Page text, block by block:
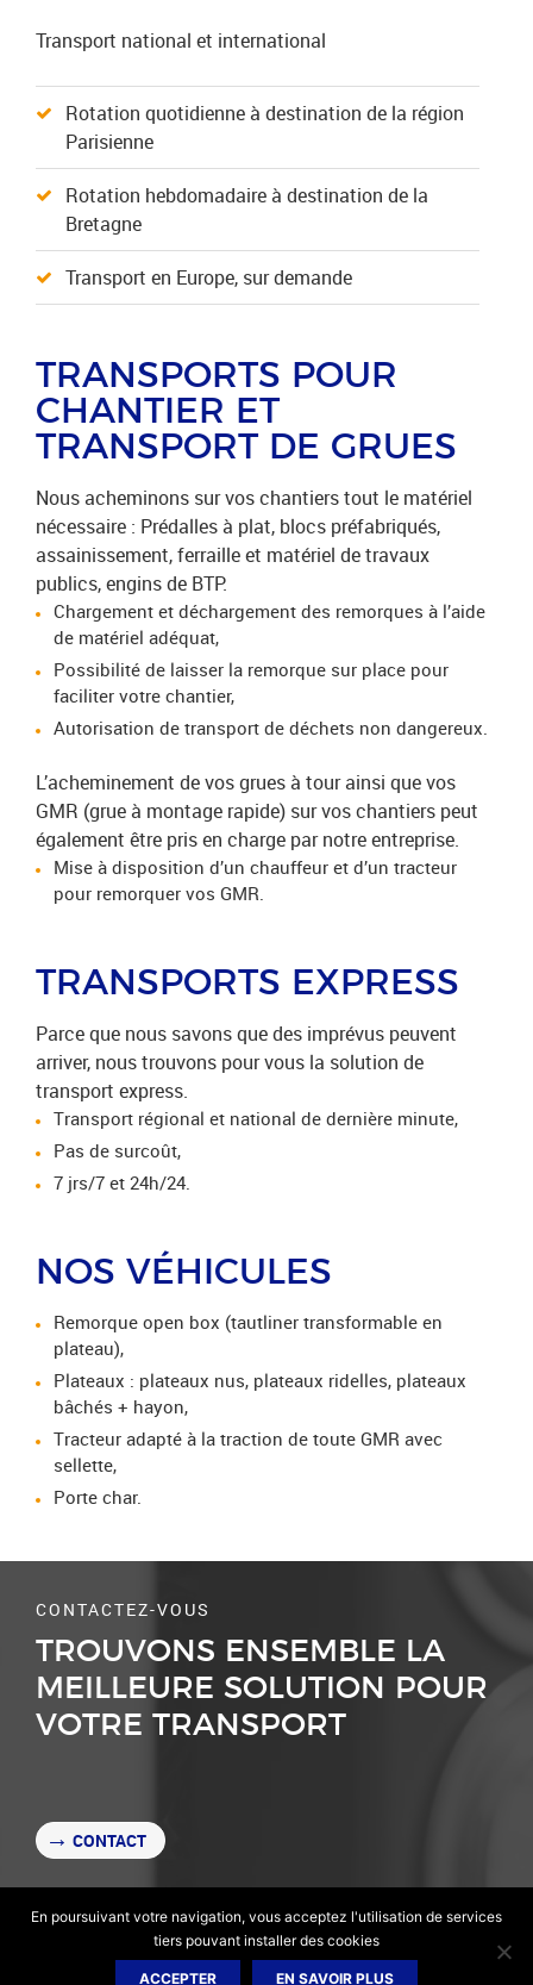
Transport national et international
Rotation quotidienne à destination de la région
Parisienne
Rotation hebdomadaire à destination de la
Bretagne
Transport en Europe, sur demande
TRANSPORTS POUR
CHANTIER ET
TRANSPORT DE GRUES
Nous acheminons sur vos chantiers tout le matériel
nécessaire : Prédalles à plat, blocs préfabriqués,
assainissement, ferraille et matériel de travaux
publics, engins de BTP.
Chargement et déchargement des remorques à l’aide
de matériel adéquat,
Possibilité de laisser la remorque sur place pour
faciliter votre chantier,
Autorisation de transport de déchets non dangereux.
L’acheminement de vos grues à tour ainsi que vos
GMR (grue à montage rapide) sur vos chantiers peut
également être pris en charge par notre entreprise.
Mise à disposition d’un chauffeur et d’un tracteur
pour remorquer vos GMR.
TRANSPORTS EXPRESS
Parce que nous savons que des imprévus peuvent
arriver, nous trouvons pour vous la solution de
transport express.
Transport régional et national de dernière minute,
Pas de surcoût,
7 jrs/7 et 24h/24.
NOS VÉHICULES
Remorque open box (tautliner transformable en
plateau),
Plateaux : plateaux nus, plateaux ridelles, plateaux
bâchés + hayon,
Tracteur adapté à la traction de toute GMR avec
sellette,
Porte char.
CONTACTEZ-VOUS
TROUVONS ENSEMBLE LA
MEILLEURE SOLUTION POUR
VOTRE TRANSPORT
CONTACT
2026 Transports Linck JR -Site internet par Lucyan
En poursuivant votre navigation, vous acceptez l'utilisation de services
tiers pouvant installer des cookies
ACCEPTER EN SAVOIR PLUS